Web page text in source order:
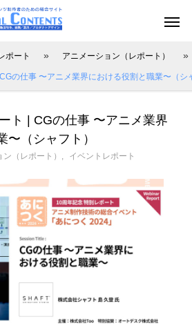
物造形解剖学 増
ー
オレンジ リクル
すあなたに届け
猫をかぶる」監
話とネコ表現のこ
ポート » アニメーション（レポート） »
の仕事 〜アニメ業界における役割と職業〜（シ
ト | CGの仕事 〜アニメ業界
〜（シャフト）
（レポート） イベントレポート